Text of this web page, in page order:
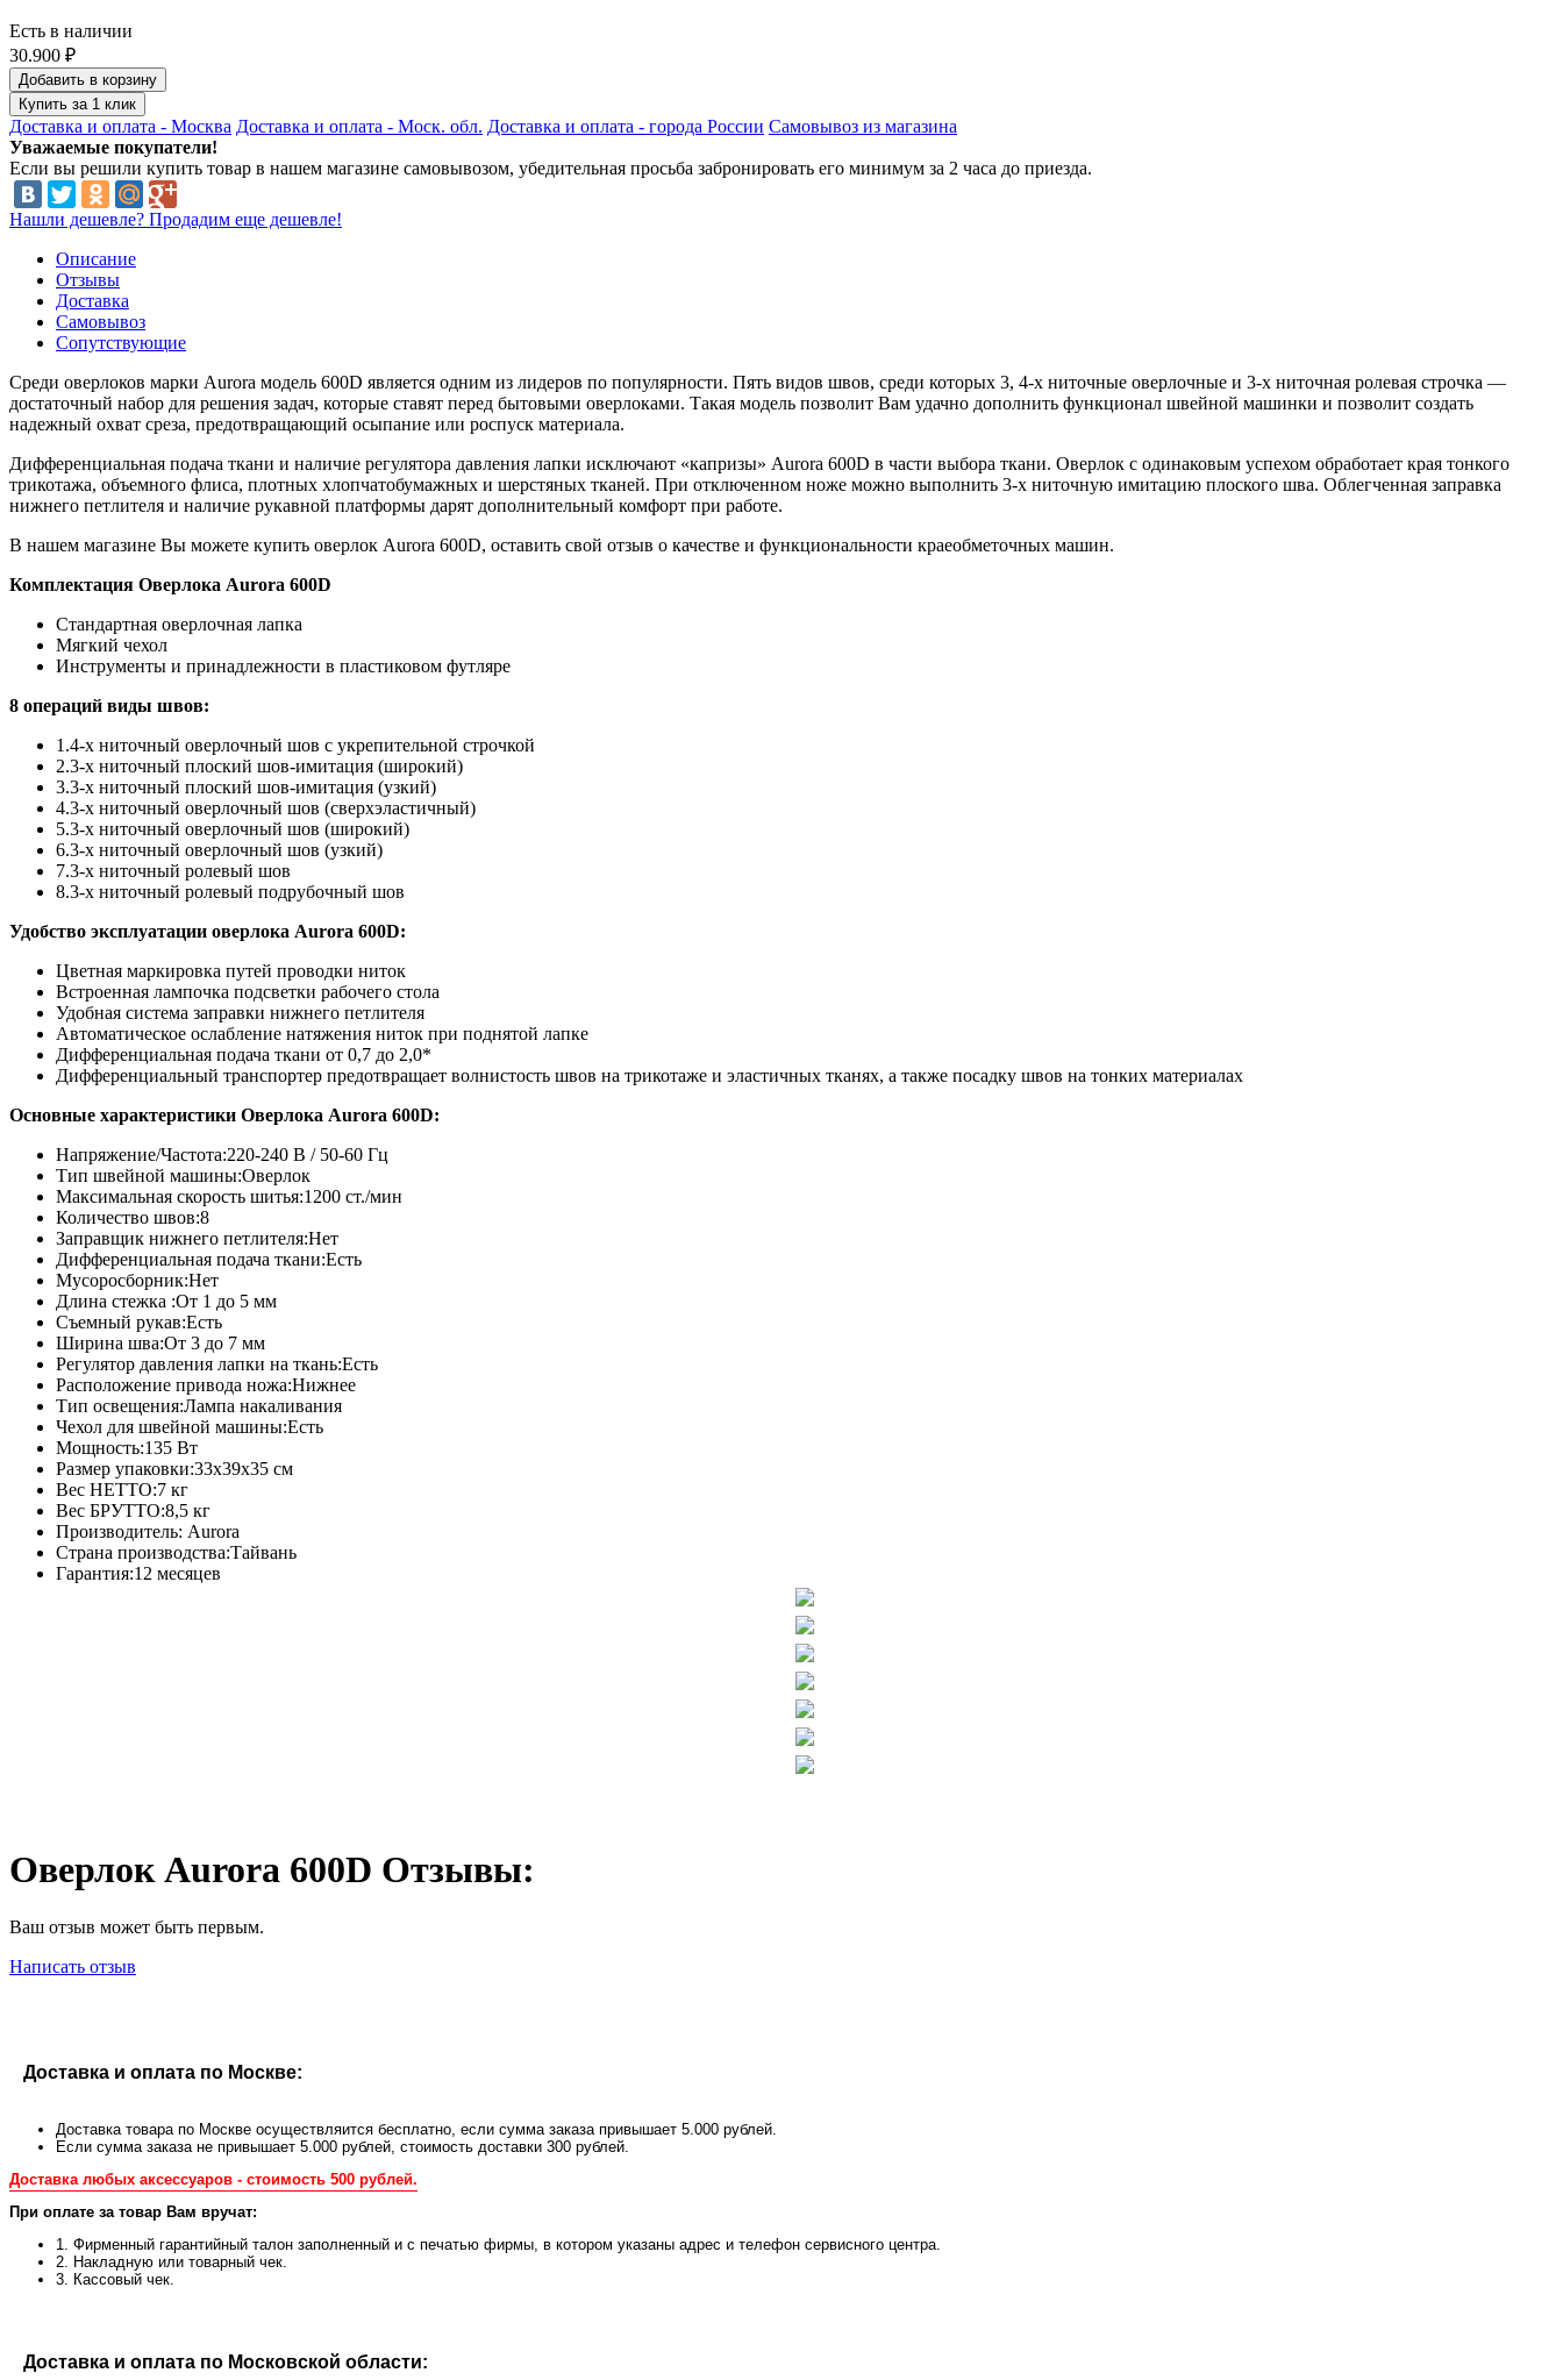
Есть в наличии
30.900 ₽
Добавить в корзину
Купить за 1 клик
Доставка и оплата - Москва Доставка и оплата - Моск. обл. Доставка и оплата - города России Самовывоз из магазина
Уважаемые покупатели!
Если вы решили купить товар в нашем магазине самовывозом, убедительная просьба забронировать его минимум за 2 часа до приезда.
Нашли дешевле? Продадим еще дешевле!
Описание
Отзывы
Доставка
Самовывоз
Сопутствующие
Среди оверлоков марки Aurora модель 600D является одним из лидеров по популярности. Пять видов швов, среди которых 3, 4-х ниточные оверлочные и 3-х ниточная ролевая строчка —
достаточный набор для решения задач, которые ставят перед бытовыми оверлоками. Такая модель позволит Вам удачно дополнить функционал швейной машинки и позволит создать
надежный охват среза, предотвращающий осыпание или роспуск материала.
Дифференциальная подача ткани и наличие регулятора давления лапки исключают «капризы» Aurora 600D в части выбора ткани. Оверлок с одинаковым успехом обработает края тонкого
трикотажа, объемного флиса, плотных хлопчатобумажных и шерстяных тканей. При отключенном ноже можно выполнить 3-х ниточную имитацию плоского шва. Облегченная заправка
нижнего петлителя и наличие рукавной платформы дарят дополнительный комфорт при работе.
В нашем магазине Вы можете купить оверлок Aurora 600D, оставить свой отзыв о качестве и функциональности краеобметочных машин.
Комплектация Оверлока Aurora 600D
Стандартная оверлочная лапка
Мягкий чехол
Инструменты и принадлежности в пластиковом футляре
8 операций виды швов:
1.4-х ниточный оверлочный шов с укрепительной строчкой
2.3-х ниточный плоский шов-имитация (широкий)
3.3-х ниточный плоский шов-имитация (узкий)
4.3-х ниточный оверлочный шов (сверхэластичный)
5.3-х ниточный оверлочный шов (широкий)
6.3-х ниточный оверлочный шов (узкий)
7.3-х ниточный ролевый шов
8.3-х ниточный ролевый подрубочный шов
Удобство эксплуатации оверлока Aurora 600D:
Цветная маркировка путей проводки ниток
Встроенная лампочка подсветки рабочего стола
Удобная система заправки нижнего петлителя
Автоматическое ослабление натяжения ниток при поднятой лапке
Дифференциальная подача ткани от 0,7 до 2,0*
Дифференциальный транспортер предотвращает волнистость швов на трикотаже и эластичных тканях, а также посадку швов на тонких материалах
Основные характеристики Оверлока Aurora 600D:
Напряжение/Частота:220-240 В / 50-60 Гц
Тип швейной машины:Оверлок
Максимальная скорость шитья:1200 ст./мин
Количество швов:8
Заправщик нижнего петлителя:Нет
Дифференциальная подача ткани:Есть
Мусоросборник:Нет
Длина стежка :От 1 до 5 мм
Съемный рукав:Есть
Ширина шва:От 3 до 7 мм
Регулятор давления лапки на ткань:Есть
Расположение привода ножа:Нижнее
Тип освещения:Лампа накаливания
Чехол для швейной машины:Есть
Мощность:135 Вт
Размер упаковки:33x39x35 см
Вес НЕТТО:7 кг
Вес БРУТТО:8,5 кг
Производитель: Aurora
Страна производства:Тайвань
Гарантия:12 месяцев
Оверлок Aurora 600D Отзывы:
Ваш отзыв может быть первым.
Написать отзыв
Доставка и оплата по Москве:
Доставка товара по Москве осуществляится бесплатно, если сумма заказа привышает 5.000 рублей.
Если сумма заказа не привышает 5.000 рублей, стоимость доставки 300 рублей.
Доставка любых аксессуаров - стоимость 500 рублей.
При оплате за товар Вам вручат:
1. Фирменный гарантийный талон заполненный и с печатью фирмы, в котором указаны адрес и телефон сервисного центра.
2. Накладную или товарный чек.
3. Кассовый чек.
Доставка и оплата по Московской области: